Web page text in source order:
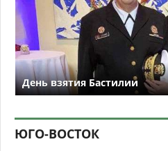
День взятия Бастилии
ЮГО-ВОСТОК